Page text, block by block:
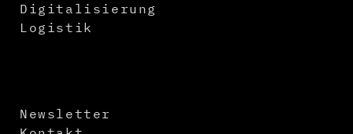
Digitalisierung
Logistik
Newsletter